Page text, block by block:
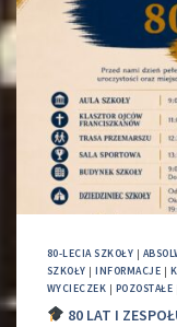
80-LECIA SZKOŁY |
SZKOŁY |INFORMACJE |
WYCIECZEK | POZOSTAŁE
80 LAT I